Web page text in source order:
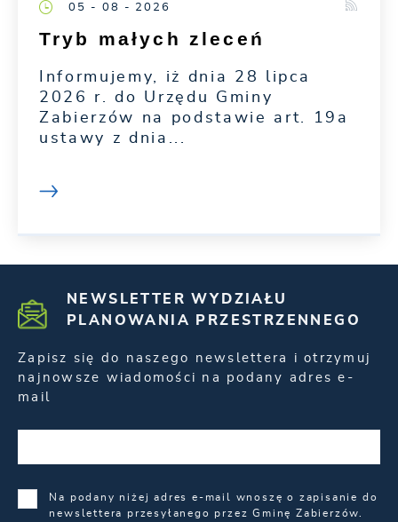
05 - 08 - 2026
Tryb małych zleceń
Informujemy, iż dnia 28 lipca
2026 r. do Urzędu Gminy
Zabierzów na podstawie art. 19a
ustawy z dnia...
NEWSLETTER WYDZIAŁU
PLANOWANIA PRZESTRZENNEGO
Zapisz się do naszego newslettera i otrzymuj
najnowsze wiadomości na podany adres e-
mail
Na podany niżej adres e-mail wnoszę o zapisanie do
newslettera przesyłanego przez Gminę Zabierzów.